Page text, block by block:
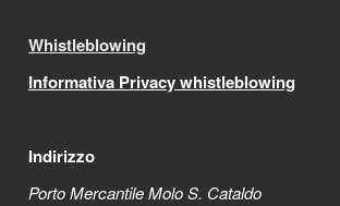
Whistleblowing
Informativa Privacy whistleblowing
Indirizzo
Porto Mercantile Molo S. Cataldo